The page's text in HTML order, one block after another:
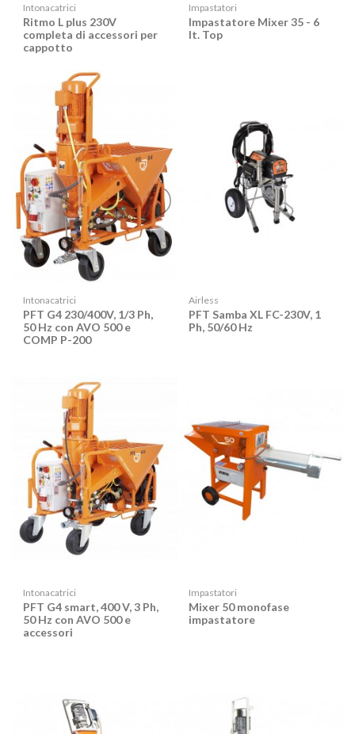
Intonacatrici
Ritmo L plus 230V
completa di accessori per
cappotto
Impastatori
Impastatore Mixer 35 - 6
lt. Top
Intonacatrici
PFT G4 230/400V, 1/3 Ph,
50 Hz con AVO 500 e
COMP P-200
Airless
PFT Samba XL FC-230V, 1
Ph, 50/60 Hz
Intonacatrici
PFT G4 smart, 400 V, 3 Ph,
50 Hz con AVO 500 e
accessori
Impastatori
Mixer 50 monofase
impastatore